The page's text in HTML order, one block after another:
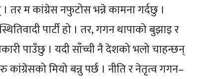
तर म कांग्रेस नफुटोस भन्ने कामना गर्दछु ।
पार्टी हो । तर, गगन थापाको बुझाइ र
पाउँछु । यदी साँच्ची नै देशको भलो चाहन्छन्
मियो बन्नु पर्छ । नीति र नेतृत्व गगन–